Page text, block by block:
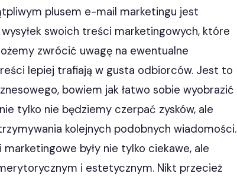
plusem e-mail marketingu jest
swoich treści marketingowych, które
zwrócić uwagę na ewentualne
lepiej trafiają w gusta odbiorców. Jest to
bowiem jak łatwo sobie wyobrazić
tylko nie będziemy czerpać zysków, ale
kolejnych podobnych wiadomości.
były nie tylko ciekawe, ale
i estetycznym. Nikt przecież